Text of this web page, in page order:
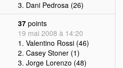
3. Dani Pedrosa (26)
37 points
19 mai 2008 à 14:20
1. Valentino Rossi (46)
2. Casey Stoner (1)
3. Jorge Lorenzo (48)